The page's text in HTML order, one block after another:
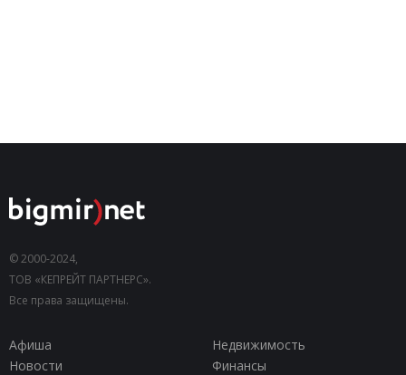
© 2000-2024,
ТОВ «КЕПРЕЙТ ПАРТНЕРС».
Все права защищены.
Афиша
Недвижимость
Новости
Финансы